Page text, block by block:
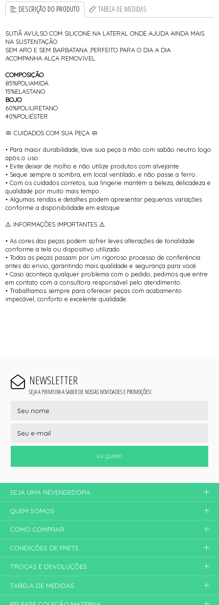
DESCRIÇÃO DO PRODUTO TABELA DE MEDIDAS
SUTIÃ AVULSO COM SILICONE NA LATERAL ONDE AJUDA AINDA MAIS
NA SUSTENTAÇÃO
SEM ARO E SEM BARBATANA ,PERFEITO PARA O DIA A DIA
ACOMPANHA ALÇA REMOVIVEL
COMPOSIÇÃO
85%POLIAMIDA
15%ELASTANO
BOJO
60%POLIURETANO
40%POLIÉSTER
🧼 CUIDADOS COM SUA PEÇA 🧼
• Para maior durabilidade, lave sua peça à mão com sabão neutro logo
após o uso.
• Evite deixar de molho e não utilize produtos com alvejante.
• Seque sempre à sombra, em local ventilado, e não passe a ferro.
• Com os cuidados corretos, sua lingerie mantém a beleza, delicadeza e
qualidade por muito mais tempo.
• Algumas rendas e detalhes podem apresentar pequenas variações
conforme a disponibilidade em estoque.
⚠️ INFORMAÇÕES IMPORTANTES ⚠️
• As cores das peças podem sofrer leves alterações de tonalidade
conforme a tela ou dispositivo utilizado.
• Todas as peças passam por um rigoroso processo de conferência
antes do envio, garantindo mais qualidade e segurança para você.
• Caso aconteça qualquer problema com o pedido, pedimos que entre
em contato com a consultora responsável pelo atendimento.
• Trabalhamos sempre para oferecer peças com acabamento
impecável, conforto e excelente qualidade.
NEWSLETTER
SEJA A PRIMEIRA A SABER DE NOSSAS NOVIDADES E PROMOÇÕES!
EU QUERO
SEJA UMA REVENDEDORA
QUEM SOMOS
COMO COMPRAR
CONDIÇÕES DE FRETE
TROCAS E DEVOLUÇÕES
TABELA DE MEDIDAS